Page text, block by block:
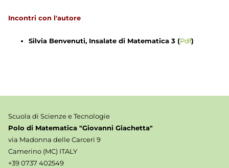
Incontri con l'autore
Silvia Benvenuti, Insalate di Matematica 3 (Pdf)
Scuola di Scienze e Tecnologie
Polo di Matematica "Giovanni Giachetta"
via Madonna delle Carceri 9
Camerino (MC) ITALY
+39 0737 402549